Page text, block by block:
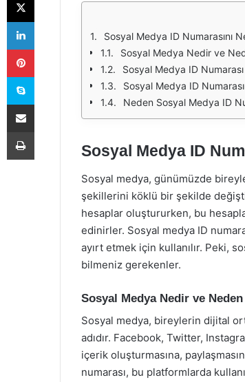
Sosyal Medya ID Numarasını
Sosyal Medya Nedir ve
Sosyal Medya ID
Sosyal Medya ID
Neden Sosyal Medya ID
Sosyal Medya ID
Sosyal medya, günümüzde
şekillerini köklü bir şekilde
hesaplar oluştururken, bu
edinirler. Sosyal medya ID
ayırt etmek için kullanılır. Peki,
bilmeniz gerekenler.
Sosyal Medya Nedir ve
Sosyal medya, bireylerin dijital
adıdır. Facebook, Twitter,
içerik oluşturmasına,
numarası, bu platformlarda
LinkedIn
Pinterest
Skype
E-Posta ile paylaş